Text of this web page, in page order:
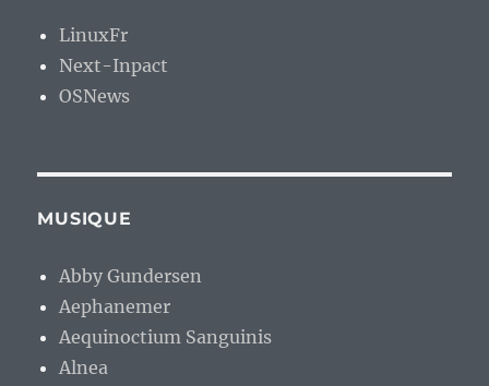
LinuxFr
Next-Inpact
OSNews
MUSIQUE
Abby Gundersen
Aephanemer
Aequinoctium Sanguinis
Alnea